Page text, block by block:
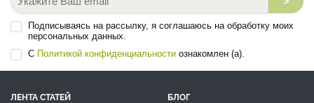
Подписываясь на рассылку, я соглашаюсь на обработку моих
персональных данных.
С Политикой конфиденциальности ознакомлен (а).
ЛЕНТА СТАТЕЙ
БЛОГ